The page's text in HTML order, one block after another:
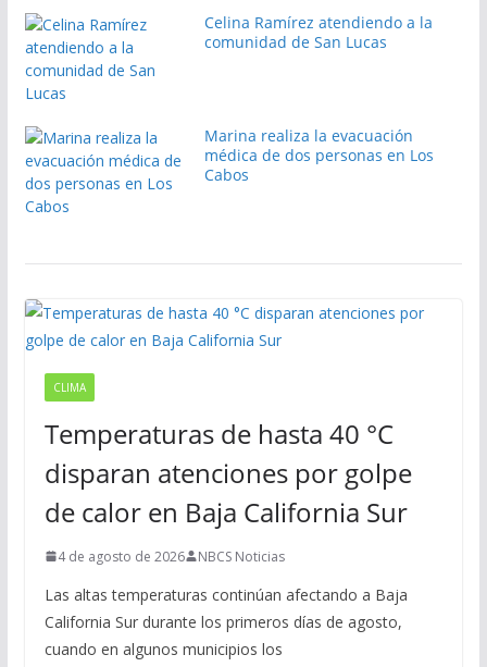
Celina Ramírez atendiendo a la
comunidad de San Lucas
Marina realiza la evacuación
médica de dos personas en Los
Cabos
CLIMA
Temperaturas de hasta 40 °C
disparan atenciones por golpe
de calor en Baja California Sur
4 de agosto de 2026 NBCS Noticias
Las altas temperaturas continúan afectando a Baja
California Sur durante los primeros días de agosto,
cuando en algunos municipios los